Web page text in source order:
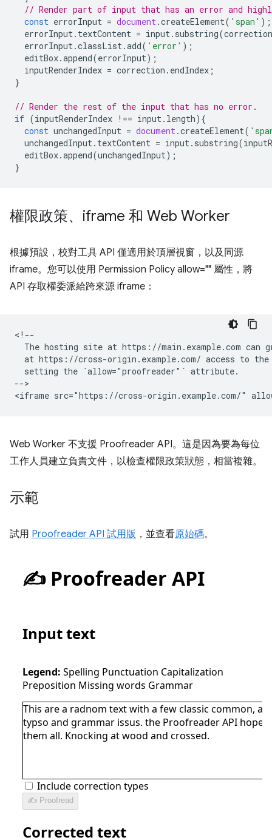
// Render part of input that has an error and
const errorInput = document.createElement( 'span' );
errorInput. textContent = input. substring(correction
errorInput.classList.add( 'error' );
editBox.append(errorInput);
inputRenderIndex = correction . endIndex ;
}
// Render the rest of the input that has no error.
if (inputRenderIndex !== input. length){
const unchangedInput = document.createElement(
unchangedInput. textContent = input. substring(
editBox.append(unchangedInput);
}
權限政策、iframe 和 Web Worker
根據預設，校對工具 API 僅適用於頂層視窗，以及同源
iframe。您可以使用 Permission Policy allow="" 屬性，將
API 存取權委派給跨來源 iframe：
<!--
The hosting site at https://main.example.com can
at https://cross-origin.example.com/ access to
  setting the `allow="proofreader"` attribute.
-->
Web Worker 不支援 Proofreader API。這是因為要為每位
工作人員建立負責文件，以檢查權限政策狀態，相當複雜。
示範
試用 Proofreader API 試用版 ，並查看原始碼。